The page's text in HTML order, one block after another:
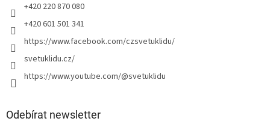
+420 220 870 080
+420 601 501 341
https://www.facebook.com/czsvetuklidu/
svetuklidu.cz/
https://www.youtube.com/@svetuklidu
Odebírat newsletter